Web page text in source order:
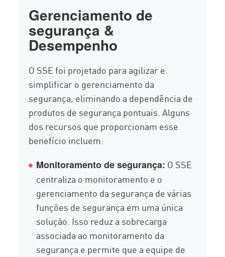
Gerenciamento de
segurança &
Desempenho
O SSE foi projetado para agilizar e
simplificar o gerenciamento da
segurança, eliminando a dependência de
produtos de segurança pontuais. Alguns
dos recursos que proporcionam esse
benefício incluem:
Monitoramento de segurança: O SSE
centraliza o monitoramento e o
gerenciamento da segurança de várias
funções de segurança em uma única
solução. Isso reduz a sobrecarga
associada ao monitoramento da
segurança e permite que a equipe de